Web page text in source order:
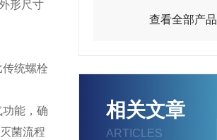
查看全部产品
相关文章
ARTICLES
形尺寸
统螺栓
能，确
菌流程